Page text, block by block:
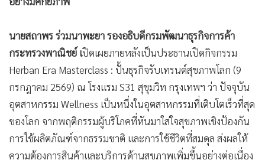
กองทุนรวม
• Celeb Online
• Factcheck
• ญี่ปุ่น
• News1
• Gotomanager
กรมพัฒนาธุรกิจการค้า ร่วมกับ สำนักงานส่งเสริมวิสาหกิจขนาด
กลางและขนาดย่อม (สสว.) เดินหน้าผลักดันผู้ประกอบการไทย
ก้าวทันกระแสเศรษฐกิจสุขภาพโลก (Wellness Economy) ที่
เติบโตอย่างต่อเนื่อง ด้วยการจัดกิจกรรม ‘Herban Era
Masterclass : ปั้นธุรกิจรับเทรนด์สุขภาพโลก’ ภายใต้แคมเปญ
‘Herban Era เริ่มต้นสุขภาพดี ด้วยสมุนไพรไทย’ เปิดเวทีรวมผู้
เชี่ยวชาญ นักการตลาด และเจ้าของแบรนด์ Wellness ชั้นนำ
ของประเทศ ถ่ายทอดองค์ความรู้เชิงลึกด้านการสร้างแบรนด์